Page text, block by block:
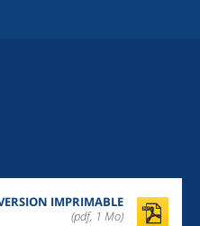
IMPRIMABLE
(pdf, 1 Mo)